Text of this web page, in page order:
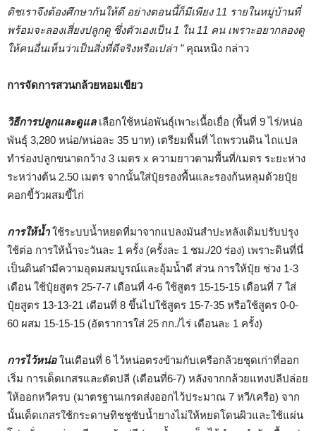
ดิชเราจึงต้องศึกษากันให้ดี อย่างตอนนี้ก็มีเพียง 11 รายในหมู่บ้านที่
พร้อมจะลองเสี่ยงปลูกดู ซึ่งตัวเองเป็น 1 ใน 11 คน เพราะอยากลองดู
ให้คนอื่นเห็นว่าเป็นสิ่งที่ดีจริงหรือเปล่า ”คุณหนิง กล่าว
การจัดการสวนกล้วยหอมเขียว
วิธีการปลูกและดูแล เลือกใช้หน่อพันธุ์เพาะเนื้อเยื่อ (พื้นที่ 9 ไร่/หน่อ
พันธุ์ 3,280 หน่อ/หน่อละ 35 บาท) เตรียมพื้นที่ ไถพรวนดิน ไถแปล
ทำร่องปลูกขนาดกว้าง 3 เมตร x ความยาวตามพื้นที่/เมตร ระยะห่าง
ระหว่างต้น 2.50 เมตร จากนั้นใส่ปุ๋ยรองพื้นและรองก้นหลุมด้วยปุ๋ย
คอกขี้วัวผสมขี้ไก่
การให้น้ำใช้ระบบน้ำหยดที่มาจากแปลงมันสำปะหลังเดิมปรับปรุง
ใช้ต่อ การให้น้ำจะวันละ 1 ครั้ง (ครั้งละ 1 ชม./20 ร่อง) เพราะดินที่นี่
เป็นดินดำมีความอุดมสมบูรณ์และอุ้มน้ำดี ส่วน การให้ปุ๋ย ช่วง 1-3
เดือน ใช้ปุ๋ยสูตร 25-7-7 เดือนที่ 4-6 ใช้สูตร 15-15-15 เดือนที่ 7 ใส่
ปุ๋ยสูตร 13-13-21 เดือนที่ 8 ขึ้นไปใช้สูตร 15-7-35 หรือใช้สูตร 0-0-
60 ผสม 15-15-15 (อัตราการใส่ 25 กก./ไร่ เดือนละ 1 ครั้ง)
การไว้หน่อในเดือนที่ 6 ไว้หน่อตรงข้ามกับเครือกล้วยชุดเก่าที่ออก
เริ่ม การเด็ดเกสรและตัดปลี (เดือนที่6-7) หลังจากกล้วยแทงปลีปล่อย
ให้ออกหวีครบ (มาตรฐานเกรดส่งออกไว้ประมาณ 7 หวี/เครือ) จาก
นั้นเด็ดเกสรใช้กระดาษทิชชูซับน้ำยางไม่ให้หยดโดนผิวและใช้แผ่น